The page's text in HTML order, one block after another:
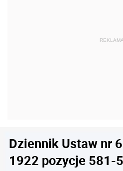
Dziennik Ustaw nr
1922 pozycje 581-